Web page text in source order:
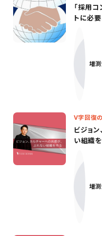
「採用
トに必
増
V字回復
ビジョ
い組織
増